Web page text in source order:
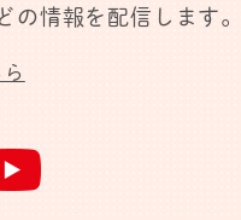
の情報を配信します。